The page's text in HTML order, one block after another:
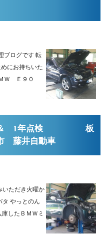
豊田市
ブログです 転
にお持ちいた
ＭＷ Ｅ９０
＆ 1年点検 板
藤井自動車
いただき火曜か
タ やっとのん
したＢＭＷミ